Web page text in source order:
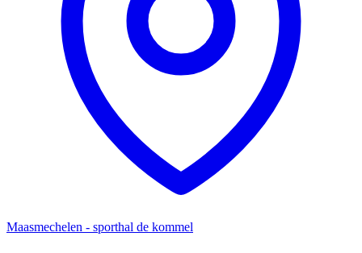
Maasmechelen - sporthal de kommel